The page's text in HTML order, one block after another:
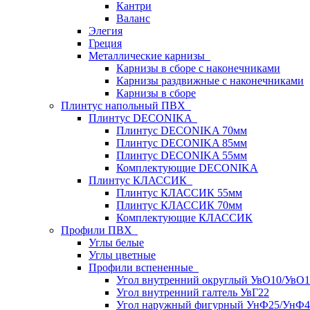
Кантри
Валанс
Элегия
Греция
Металлические карнизы
Карнизы в сборе с наконечниками
Карнизы раздвижные с наконечниками
Карнизы в сборе
Плинтус напольный ПВХ
Плинтус DECONIKA
Плинтус DECONIKA 70мм
Плинтус DECONIKA 85мм
Плинтус DECONIKA 55мм
Комплектующие DECONIKA
Плинтус КЛАССИК
Плинтус КЛАССИК 55мм
Плинтус КЛАССИК 70мм
Комплектующие КЛАССИК
Профили ПВХ
Углы белые
Углы цветные
Профили вспененные
Угол внутренний округлый УвО10/
Угол внутренний галтель УвГ22
Угол наружный фигурный УнФ25/